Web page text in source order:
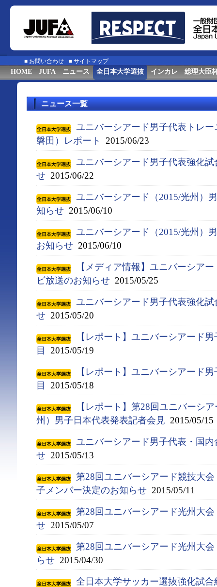
■ お問い合わせ ■ サイトマップ
HOME JUFA ニュース 全日本大学選抜 インカレ 総理大臣
ニュース一覧
ユニバーシアード男子代表トレ
磐田）レポート
2015/06/23
ユニバーシアード男子代表強化
せ 2015/06/22
ユニバーシアード（2015/光州）
知らせ 2015/06/10
ユニバーシアード（2015/光州）
お知らせ 2015/06/10
【メディア情報】ユニバーシア
ビ放送のお知らせ 2015/05/25
ユニバーシアード男子代表強化
せ 2015/05/20
【レポート】ユニバーシアード
目
2015/05/19
【レポート】ユニバーシアード
目
2015/05/18
【レポート】第28回ユニバーシ
州）男子日本代表発表記者会見 2015/05/15
ユニバーシアード男子代表・国
せ 2015/05/13
第28回ユニバーシアード競技大
子メンバー決定のお知らせ 2015/05/11
第28回ユニバーシアード光州大
せ 2015/05/07
第28回ユニバーシアード光州大
らせ 2015/04/30
全日本大学サッカー選抜強化試